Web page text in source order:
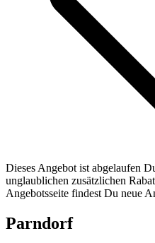
Dieses Angebot ist abgelaufen
unglaublichen zusätzlichen
Angebotsseite findest Du neue
Parndorf